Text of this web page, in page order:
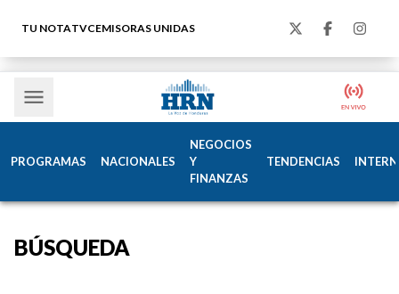
TU NOTATVCEMISORAS UNIDAS
PROGRAMAS NACIONALES
NEGOCIOS
Y
FINANZAS
TENDENCIAS
BÚSQUEDA